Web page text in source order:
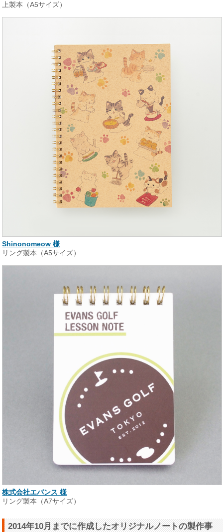
上製本（A5サイズ）
Shinonomeow 様
リング製本（A5サイズ）
株式会社エバンス 様
リング製本（A7サイズ）
2014年10月までに作成したオリジナルノートの製作事